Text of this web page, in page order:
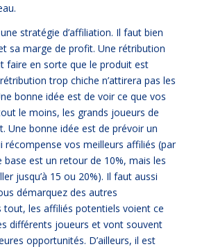
stratégie d’affiliation. Il faut bien
sa marge de profit. Une rétribution
faire en sorte que le produit est
trop chiche n’attirera pas les
bonne idée est de voir ce que vos
le moins, les grands joueurs de
Une bonne idée est de prévoir un
récompense vos meilleurs affiliés (par
base est un retour de 10%, mais les
jusqu’à 15 ou 20%). Il faut aussi
démarquez des autres
tout, les affiliés potentiels voient ce
différents joueurs et vont souvent
opportunités. D’ailleurs, il est